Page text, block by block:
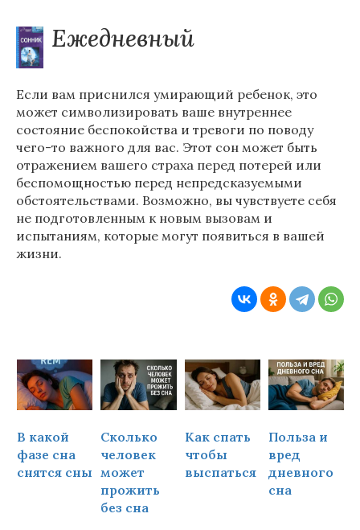
Ежедневный
Если вам приснился умирающий ребенок, это
может символизировать ваше внутреннее
состояние беспокойства и тревоги по поводу
чего-то важного для вас. Этот сон может быть
отражением вашего страха перед потерей или
беспомощностью перед непредсказуемыми
обстоятельствами. Возможно, вы чувствуете себя
не подготовленным к новым вызовам и
испытаниям, которые могут появиться в вашей
жизни.
В какой
фазе сна
снятся сны
Сколько
человек
может
прожить
без сна
Как спать
чтобы
выспаться
Польза и
вред
дневного
сна